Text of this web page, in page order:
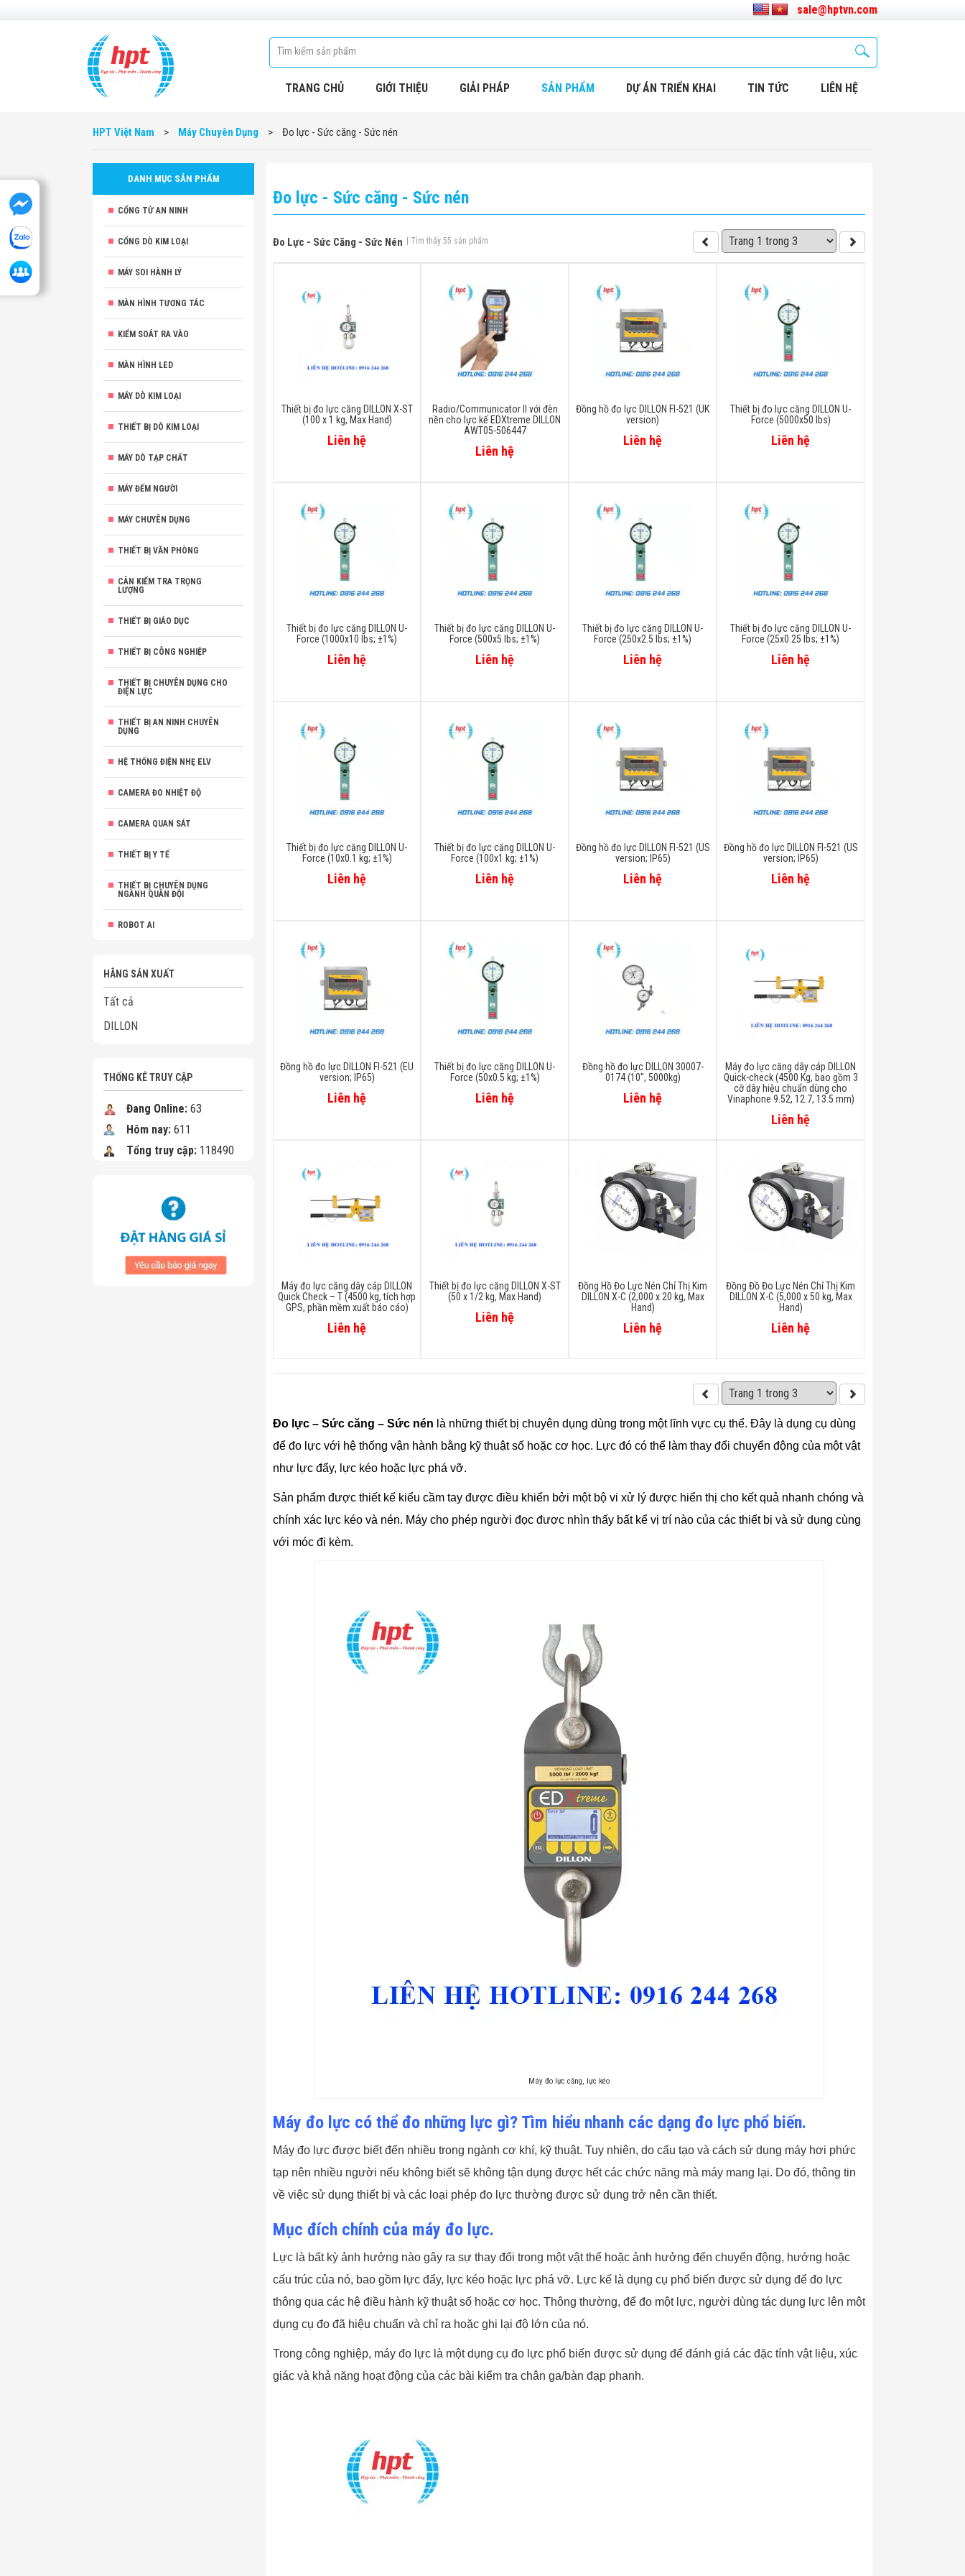
sale@hptvn.com
TRANG CHỦ GIỚI THIỆU GIẢI PHÁP SẢN PHẨM DỰ ÁN TRIỂN KHAI TIN TỨC LIÊN HỆ
HPT Việt Nam > Máy Chuyên Dụng > Đo lực - Sức căng - Sức nén
DANH MỤC SẢN PHẨM
CỔNG TỪ AN NINH
CỔNG DÒ KIM LOẠI
MÁY SOI HÀNH LÝ
MÀN HÌNH TƯƠNG TÁC
KIỂM SOÁT RA VÀO
MÀN HÌNH LED
MÁY DÒ KIM LOẠI
THIẾT BỊ DÒ KIM LOẠI
MÁY DÒ TẠP CHẤT
MÁY ĐẾM NGƯỜI
MÁY CHUYÊN DỤNG
THIẾT BỊ VĂN PHÒNG
CÂN KIỂM TRA TRỌNG
LƯỢNG
THIẾT BỊ GIÁO DỤC
THIẾT BỊ CÔNG NGHIỆP
THIẾT BỊ CHUYÊN DỤNG CHO
ĐIỆN LỰC
THIẾT BỊ AN NINH CHUYÊN
DỤNG
HỆ THỐNG ĐIỆN NHẸ ELV
CAMERA ĐO NHIỆT ĐỘ
CAMERA QUAN SÁT
THIẾT BỊ Y TẾ
THIẾT BỊ CHUYÊN DỤNG
NGÀNH QUÂN ĐỘI
ROBOT AI
HÃNG SẢN XUẤT
Tất cả
DILLON
THỐNG KÊ TRUY CẬP
Đang Online: 63
Hôm nay: 611
Tổng truy cập: 118490
Đo lực - Sức căng - Sức nén
Đo Lực - Sức Căng - Sức Nén | Tìm thấy 55 sản phẩm
Thiết bị đo lực căng DILLON X-ST
(100 x 1 kg, Max Hand)
Liên hệ
Radio/Communicator II với đèn
nền cho lực kế EDXtreme DILLON
AWT05-506447
Liên hệ
Đồng hồ đo lực DILLON FI-521 (UK
version)
Liên hệ
Thiết bị đo lực căng DILLON U-
Force (5000x50 Ibs)
Liên hệ
Thiết bị đo lực căng DILLON U-
Force (1000x10 Ibs; ±1%)
Liên hệ
Thiết bị đo lực căng DILLON U-
Force (500x5 Ibs; ±1%)
Liên hệ
Thiết bị đo lực căng DILLON U-
Force (250x2.5 Ibs; ±1%)
Liên hệ
Thiết bị đo lực căng DILLON U-
Force (25x0.25 Ibs; ±1%)
Liên hệ
Thiết bị đo lực căng DILLON U-
Force (10x0.1 kg; ±1%)
Liên hệ
Thiết bị đo lực căng DILLON U-
Force (100x1 kg; ±1%)
Liên hệ
Đồng hồ đo lực DILLON FI-521 (US
version; IP65)
Liên hệ
Đồng hồ đo lực DILLON FI-521 (US
version; IP65)
Liên hệ
Đồng hồ đo lực DILLON FI-521 (EU
version; IP65)
Liên hệ
Thiết bị đo lực căng DILLON U-
Force (50x0.5 kg; ±1%)
Liên hệ
Đồng hồ đo lực DILLON 30007-
0174 (10", 5000kg)
Liên hệ
Máy đo lực căng dây cáp DILLON
Quick-check (4500 Kg, bao gồm 3
cỡ dây hiệu chuẩn dùng cho
Vinaphone 9.52, 12.7, 13.5 mm)
Liên hệ
Máy đo lực căng dây cáp DILLON
Quick Check – T (4500 kg, tích hợp
GPS, phần mềm xuất báo cáo)
Liên hệ
Thiết bị đo lực căng DILLON X-ST
(50 x 1/2 kg, Max Hand)
Liên hệ
Đồng Hồ Đo Lực Nén Chỉ Thị Kim
DILLON X-C (2,000 x 20 kg, Max
Hand)
Liên hệ
Đồng Đồ Đo Lực Nén Chỉ Thị Kim
DILLON X-C (5,000 x 50 kg, Max
Hand)
Liên hệ
Đo lực – Sức căng – Sức nén là những thiết bị chuyên dụng dùng trong một lĩnh vực cụ thể. Đây là dụng cụ dùng
để đo lực với hệ thống vận hành bằng kỹ thuật số hoặc cơ học. Lực đó có thể làm thay đổi chuyển động của một vật
như lực đẩy, lực kéo hoặc lực phá vỡ.
Sản phẩm được thiết kế kiểu cầm tay được điều khiển bởi một bộ vi xử lý được hiển thị cho kết quả nhanh chóng và
chính xác lực kéo và nén. Máy cho phép người đọc được nhìn thấy bất kể vị trí nào của các thiết bị và sử dụng cùng
với móc đi kèm.
Máy đo lực căng, lực kéo
Máy đo lực có thể đo những lực gì? Tìm hiểu nhanh các dạng đo lực phổ biến.
Máy đo lực được biết đến nhiều trong ngành cơ khí, kỹ thuật. Tuy nhiên, do cấu tạo và cách sử dụng máy hơi phức
tạp nên nhiều người nếu không biết sẽ không tận dụng được hết các chức năng mà máy mang lại. Do đó, thông tin
về việc sử dụng thiết bị và các loại phép đo lực thường được sử dụng trở nên cần thiết.
Mục đích chính của máy đo lực.
Lực là bất kỳ ảnh hưởng nào gây ra sự thay đổi trong một vật thể hoặc ảnh hưởng đến chuyển động, hướng hoặc
cấu trúc của nó, bao gồm lực đẩy, lực kéo hoặc lực phá vỡ. Lực kế là dụng cụ phổ biến được sử dụng để đo lực
thông qua các hệ điều hành kỹ thuật số hoặc cơ học. Thông thường, để đo một lực, người dùng tác dụng lực lên một
dụng cụ đo đã hiệu chuẩn và chỉ ra hoặc ghi lại độ lớn của nó.
Trong công nghiệp, máy đo lực là một dụng cụ đo lực phổ biến được sử dụng để đánh giá các đặc tính vật liệu, xúc
giác và khả năng hoạt động của các bài kiểm tra chân ga/bàn đạp phanh.